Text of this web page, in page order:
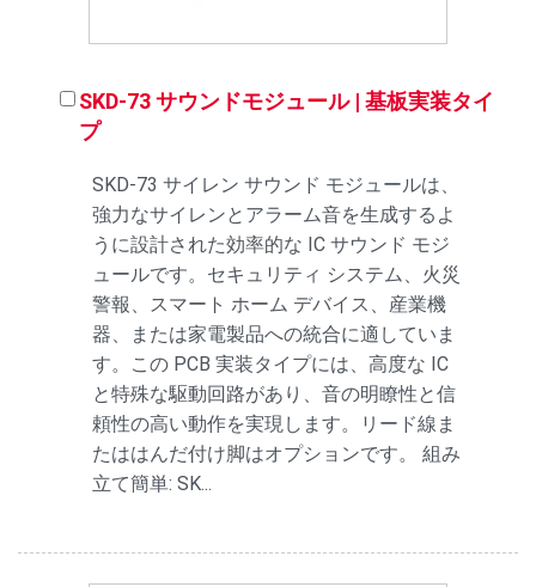
SKD-73 サウンドモジュール | 基板実装タイ
プ
SKD-73 サイレン サウンド モジュールは、
強力なサイレンとアラーム音を生成するよ
うに設計された効率的な IC サウンド モジ
ュールです。セキュリティ システム、火災
警報、スマート ホーム デバイス、産業機
器、または家電製品への統合に適していま
す。この PCB 実装タイプには、高度な IC
と特殊な駆動回路があり、音の明瞭性と信
頼性の高い動作を実現します。リード線ま
たははんだ付け脚はオプションです。 組み
立て簡単: SK...